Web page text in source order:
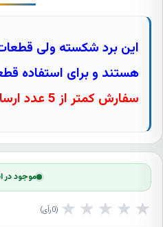
موجود در
★ ★ ★ ★ ★
0رأی
این برد شکسته ولی
هستند و برای استفاده
سفارش کمتر از 5 عدد ارسال نمیشود